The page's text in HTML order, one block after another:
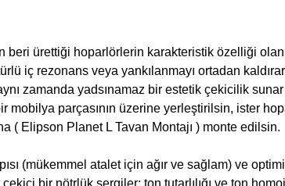
beri ürettiği hoparlörlerin karakteristik özelliği
iç rezonans veya yankılanmayı ortadan
zamanda yadsınamaz bir estetik çekicilik
mobilya parçasının üzerine yerleştirilsin, ister
( Elipson Planet L Tavan Montajı ) monte edilsin.
(mükemmel atalet için ağır ve sağlam) ve
bir nötrlük sergiler: ton tutarlılığı ve ton